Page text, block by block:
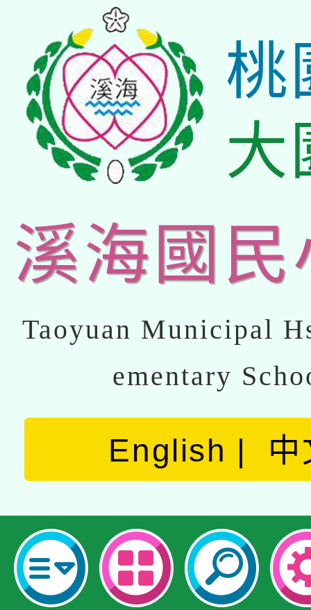
桃
大
溪海國民
Taoyuan Municipal
ementary
English 中